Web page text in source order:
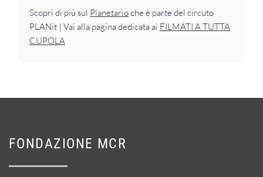
Scopri di più sul Planetarioche è parte del circuto
PLANit | Vai alla pagina dedicata ai FILMATI A TUTTA
CUPOLA
FONDAZIONE MCR